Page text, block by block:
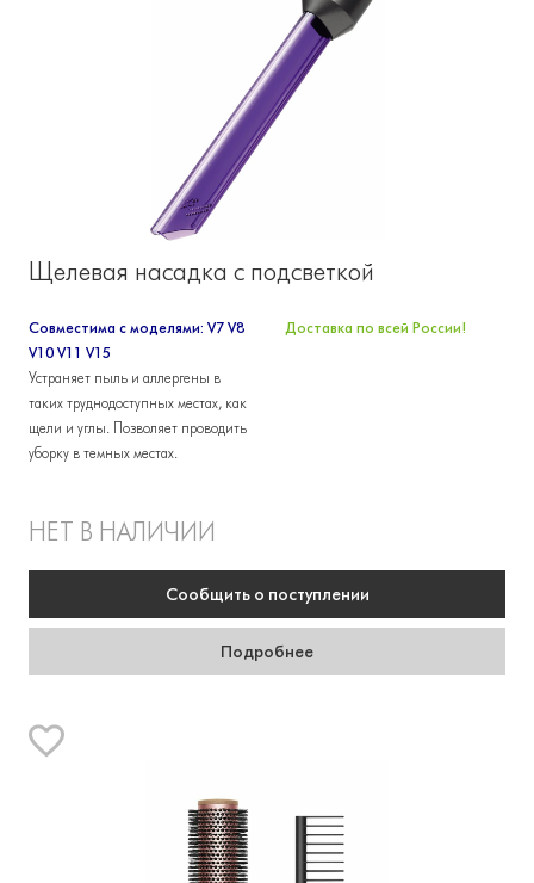
Щелевая насадка с подсветкой
Совместима с моделями: V7 V8
V10 V11 V15
Устраняет пыль и аллергены в
таких труднодоступных местах, как
щели и углы. Позволяет проводить
уборку в темных местах.
Доставка по всей России!
НЕТ В НАЛИЧИИ
Сообщить о поступлении
Подробнее